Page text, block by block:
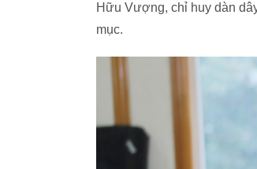
Hữu Vượng, chỉ huy dàn
mục.